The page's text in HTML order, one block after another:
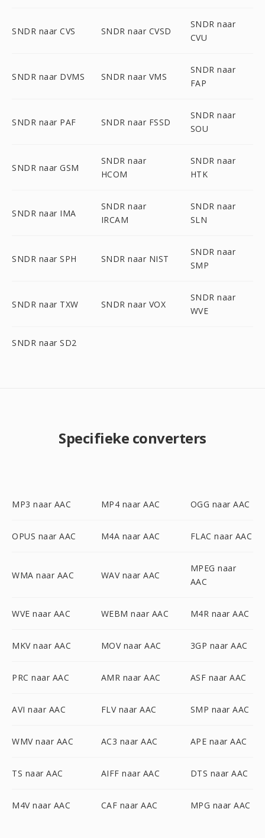
SNDR naar CVS SNDR naar CVSD
SNDR naar
CVU
SNDR naar DVMS SNDR naar VMS
SNDR naar
FAP
SNDR naar PAF SNDR naar FSSD
SNDR naar
SOU
SNDR naar GSM
SNDR naar
HCOM
SNDR naar
HTK
SNDR naar IMA
SNDR naar
IRCAM
SNDR naar
SLN
SNDR naar SPH SNDR naar NIST
SNDR naar
SMP
SNDR naar TXW SNDR naar VOX
SNDR naar
WVE
SNDR naar SD2
Specifieke converters
MP3 naar AAC MP4 naar AAC OGG naar AAC
OPUS naar AAC M4A naar AAC FLAC naar AAC
WMA naar AAC WAV naar AAC
MPEG naar
AAC
WVE naar AAC WEBM naar AAC M4R naar AAC
MKV naar AAC MOV naar AAC 3GP naar AAC
PRC naar AAC AMR naar AAC ASF naar AAC
AVI naar AAC FLV naar AAC SMP naar AAC
WMV naar AAC AC3 naar AAC APE naar AAC
TS naar AAC AIFF naar AAC DTS naar AAC
M4V naar AAC CAF naar AAC MPG naar AAC